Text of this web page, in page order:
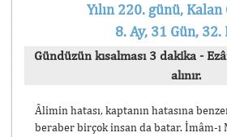
Yılın 220. günü,
8. Ay, 31 Gün, 32.
Gündüzün kısalması 3 dakika -
alınır.
Âlimin hatası, kaptanın hatasına
beraber birçok insan da batar. İmâm-ı